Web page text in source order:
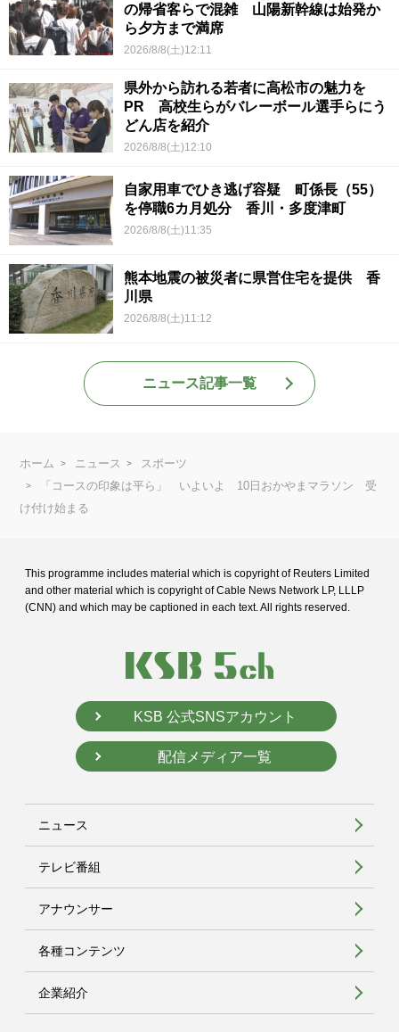
の帰省客らで混雑 山陽新幹線は始発か
ら夕方まで満席
2026/8/8(土)12:11
県外から訪れる若者に高松市の魅力を
PR 高校生らがバレーボール選手らにう
どん店を紹介
2026/8/8(土)12:10
自家用車でひき逃げ容疑 町係長（55）
を停職6カ月処分 香川・多度津町
2026/8/8(土)11:35
熊本地震の被災者に県営住宅を提供 香
川県
2026/8/8(土)11:12
ニュース記事一覧
ホーム ニュース
スポーツ
「コースの印象は平ら」 いよいよ 10日おかやまマラソン 受
け付け始まる
This programme includes material which is copyright of Reuters Limited
and other material which is copyright of Cable News Network LP, LLLP
(CNN) and which may be captioned in each text. All rights reserved.
KSB 公式SNSアカウント
配信メディア一覧
ニュース
テレビ番組
アナウンサー
各種コンテンツ
企業紹介